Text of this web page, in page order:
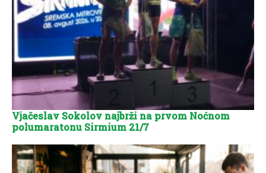
Vjačeslav Sokolov najbrži na prvom Noćnom
polumaratonu Sirmium 21/7